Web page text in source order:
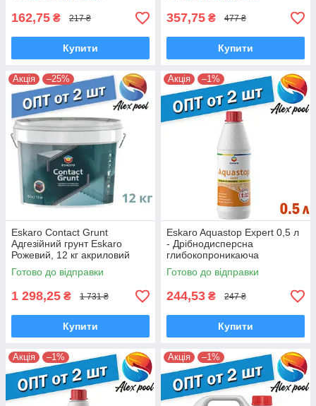
162,75 ₴ 217 ₴
Купити
357,75 ₴ 477 ₴
Купити
Акція –25%
Eskaro Contact Grunt
Адгезійний грунт Eskaro
Рожевий, 12 кг акриловий
грунт для щільних, глянцевих
підстав
Готово до відправки
1 298,25 ₴ 1 731 ₴
Купити
Акція –1%
Eskaro Aquastop Expert 0,5 л
- Дрібнодисперсна
глибокопроникаюча
грунтовка - концентрат (1:12)
Грунтовка
Готово до відправки
244,53 ₴ 247 ₴
Купити
Акція –1% Акція –1%